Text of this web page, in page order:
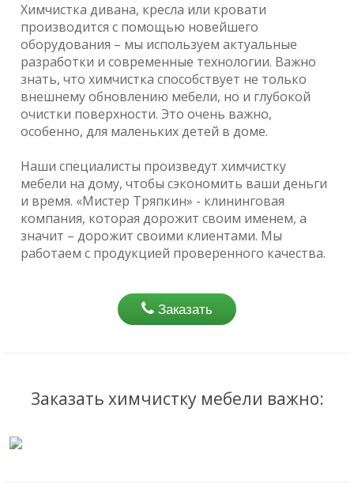
Химчистка дивана, кресла или кровати
производится с помощью новейшего
оборудования – мы используем актуальные
разработки и современные технологии. Важно
знать, что химчистка способствует не только
внешнему обновлению мебели, но и глубокой
очистки поверхности. Это очень важно,
особенно, для маленьких детей в доме.
Наши специалисты произведут химчистку
мебели на дому, чтобы сэкономить ваши деньги
и время. «Мистер Тряпкин» - клининговая
компания, которая дорожит своим именем, а
значит – дорожит своими клиентами. Мы
работаем с продукцией проверенного качества.
Заказать
Заказать химчистку мебели важно: